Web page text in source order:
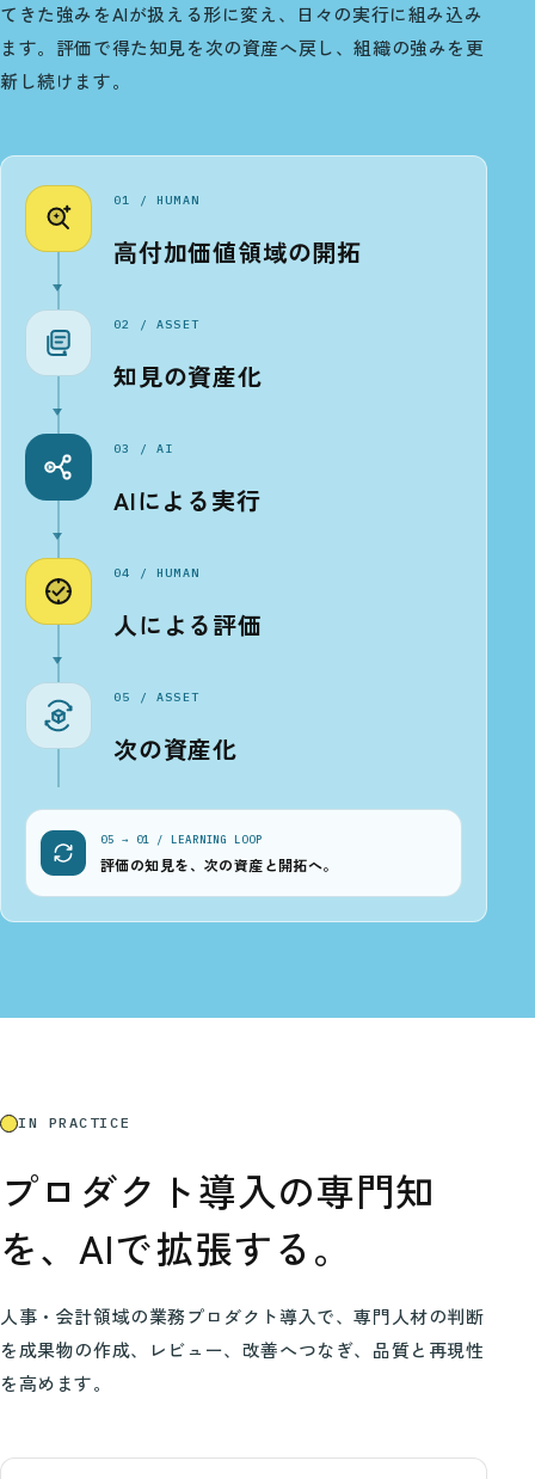
てきた強みをAIが扱える形に変え、日々の実行に組み込み
ます。評価で得た知見を次の資産へ戻し、組織の強みを更
新し続けます。
01 / HUMAN
高付加価値領域の開拓
02 / ASSET
知見の資産化
03 / AI
AIによる実行
04 / HUMAN
人による評価
05 / ASSET
次の資産化
05 → 01 / LEARNING LOOP
評価の知見を、次の資産と開拓へ。
IN PRACTICE
プロダクト導入の専門知
を、 AIで拡張する。
人事・会計領域の業務プロダクト導入で、専門人材の判断
を成果物の作成、レビュー、改善へつなぎ、品質と再現性
を高めます。